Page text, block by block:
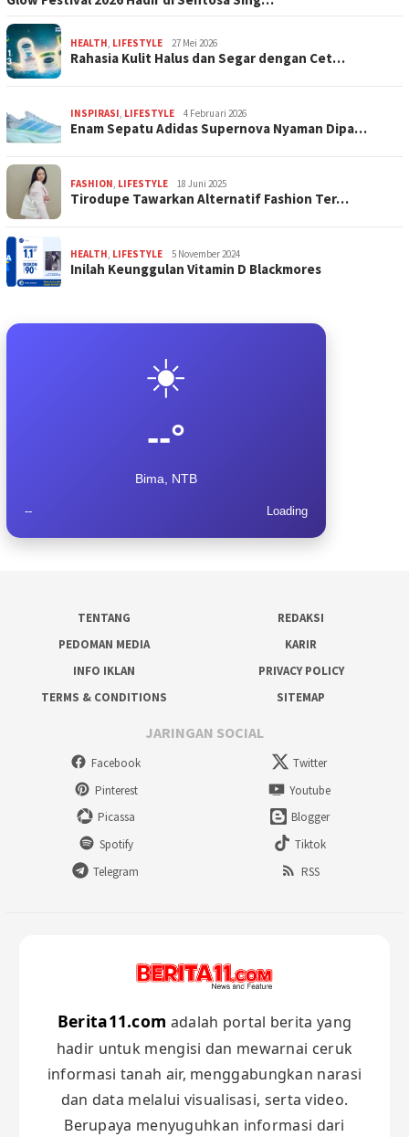
HEALTH LIFESTYLE 27 Mei 2026
Rahasia Kulit Halus dan Segar dengan Cet…
INSPIRASI LIFESTYLE 4 Februari 2026
Enam Sepatu Adidas Supernova Nyaman Dipa…
FASHION LIFESTYLE 18 Juni 2025
Tirodupe Tawarkan Alternatif Fashion Ter…
HEALTH LIFESTYLE 5 November 2024
Inilah Keunggulan Vitamin D Blackmores
☀️
--°
Bima, NTB
-- Loading
TENTANG
REDAKSI
PEDOMAN MEDIA
KARIR
INFO IKLAN
PRIVACY POLICY
TERMS & CONDITIONS
SITEMAP
JARINGAN SOCIAL
Facebook
Twitter
Pinterest
Youtube
Picassa
Blogger
Spotify
Tiktok
Telegram
RSS
Berita11.com adalah portal berita yang
hadir untuk mengisi dan mewarnai ceruk
informasi tanah air, menggabungkan narasi
dan data melalui visualisasi, serta video.
Berupaya menyuguhkan informasi dari